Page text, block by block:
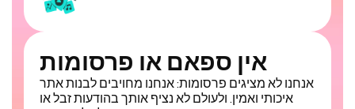
אין ספאם או פרסומות
אנחנו לא מציגים פרסומות: אנחנו מחויבים לבנות אתר
איכותי ואמין. ולעולם לא נציף אותך בהודעות זבל או